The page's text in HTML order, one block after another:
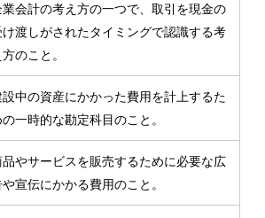
業会計の考え方の一つで、取引を現金の
け渡しがされたタイミングで認識する考
方のこと。
設中の資産にかかった費用を計上するた
一時的な勘定科目のこと。
品やサービスを販売するために必要な広
宣伝にかかる費用のこと。